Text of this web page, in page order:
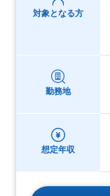
対象となる方
勤務地
想定年収